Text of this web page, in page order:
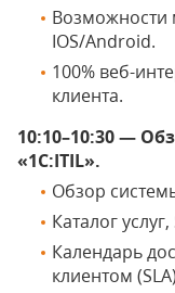
Возможности
IOS/Android.
100% веб-
клиента.
10:10–10:30 —
«1С:ITIL».
Обзор
Каталог услуг,
Календарь
клиентом